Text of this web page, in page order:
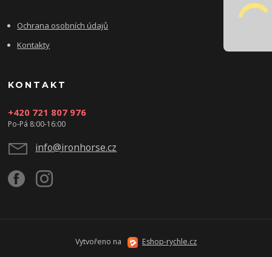
Ochrana osobních údajů
Kontakty
KONTAKT
+420 721 807 976
Po-Pá 8:00-16:00
info@ironhorse.cz
Vytvořeno na Eshop-rychle.cz